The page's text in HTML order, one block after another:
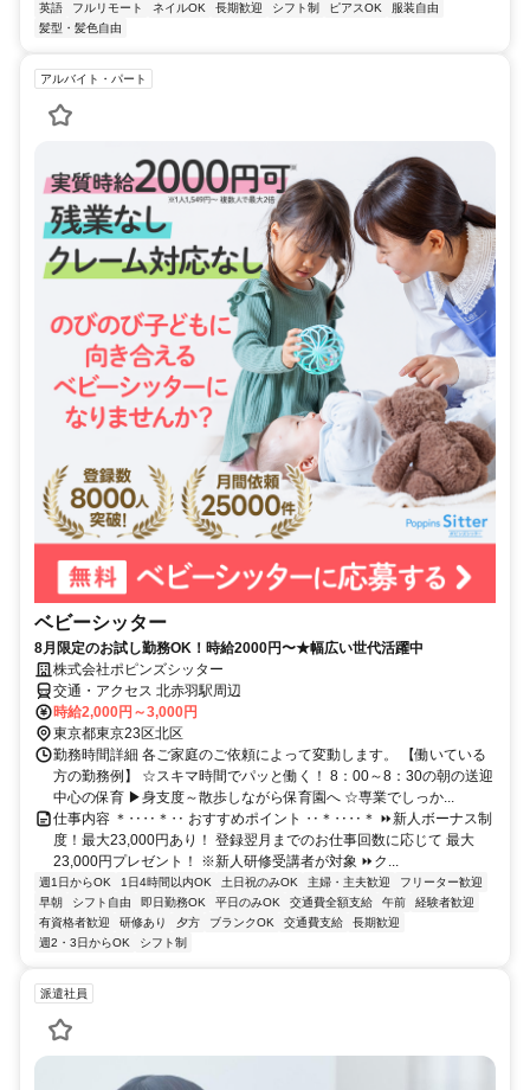
英語
フルリモート ネイルOK 長期歓迎 シフト制 ピアスOK
服装自由
髪型・髪色自由
アルバイト・パート
ベビーシッター
8月限定のお試し勤務OK！時給2000円〜★幅広い世代活躍中
株式会社ポピンズシッター
交通・アクセス 北赤羽駅周辺
時給2,000円～3,000円
東京都東京23区北区
勤務時間詳細 各ご家庭のご依頼によって変動します。 【働いている
方の勤務例】 ☆スキマ時間でパッと働く！ 8：00～8：30の朝の送迎
中心の保育 ▶身支度～散歩しながら保育園へ ☆専業でしっか...
仕事内容 ＊‥‥＊‥ おすすめポイント ‥＊‥‥＊ ⏩新人ボーナス制
度！最大23,000円あり！ 登録翌月までのお仕事回数に応じて 最大
23,000円プレゼント！ ※新人研修受講者が対象 ⏩ク...
週1日からOK 1日4時間以内OK 土日祝のみOK 主婦・主夫歓迎
フリーター歓迎
早朝
シフト自由 即日勤務OK 平日のみOK 交通費全額支給 午前
経験者歓迎
有資格者歓迎
研修あり 夕方 ブランクOK 交通費支給
長期歓迎
週2・3日からOK
シフト制
派遣社員